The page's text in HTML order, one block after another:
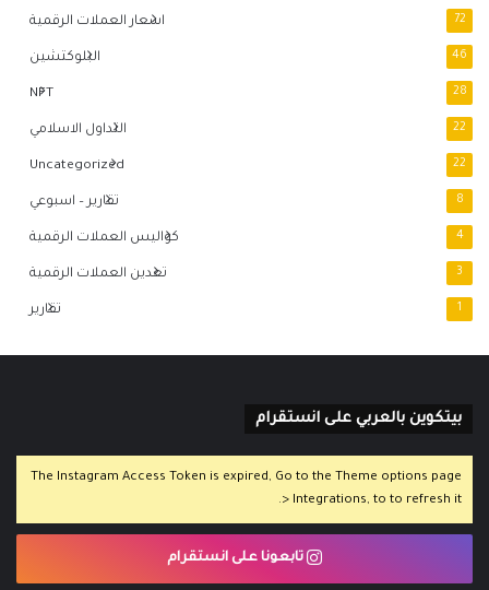
اسعار العملات الرقمية 72
البلوكتشين 46
NFT 28
التداول الاسلامي 22
Uncategorized 22
تقارير – اسبوعي 8
كواليس العملات الرقمية 4
تعدين العملات الرقمية 3
تقارير 1
بيتكوين بالعربي على انستقرام
The Instagram Access Token is expired, Go to the Theme options page
> Integrations, to to refresh it.
تابعونا على انستقرام